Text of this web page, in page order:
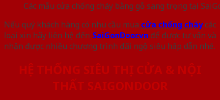
Các mẫu cửa chống cháy bằng gỗ sang trọng tại
Nếu quý khách hàng có nhu cầu mua cửa chống cháycác
loại xin hãy liên hệ đến SaiGonDoor.vn để được tư vấn và
nhận được nhiều chương trình đãi ngộ siêu hấp dẫn nhé.
HỆ THỐNG SIÊU THỊ CỬA & NỘI
THẤT SAIGONDOOR